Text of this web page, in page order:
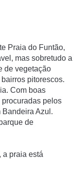
Praia do Funtão,
mas sobretudo a
de vegetação
pitorescos.
Com boas
procuradas pelos
Bandeira Azul.
de
a praia está